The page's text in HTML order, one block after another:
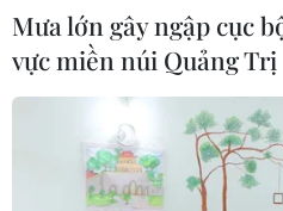
NGHỊ QUYẾT 57 VỀ ĐỘT
Ngoại giao khoa học
được trao sứ mệnh mới
Nghị quyết số 57:
Mưa lớn gây ngập cục
vực miền núi Quảng Trị